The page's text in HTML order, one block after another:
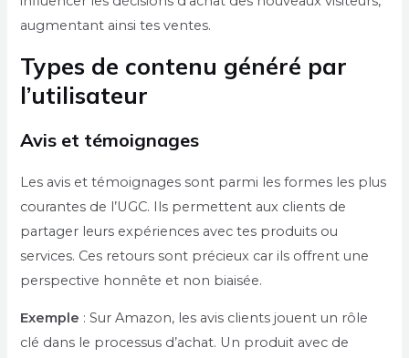
augmentant ainsi tes ventes.
Types de contenu généré par
l’utilisateur
Avis et témoignages
Les avis et témoignages sont parmi les formes les plus
courantes de l’UGC. Ils permettent aux clients de
partager leurs expériences avec tes produits ou
services. Ces retours sont précieux car ils offrent une
perspective honnête et non biaisée.
Exemple : Sur Amazon, les avis clients jouent un rôle
clé dans le processus d’achat. Un produit avec de